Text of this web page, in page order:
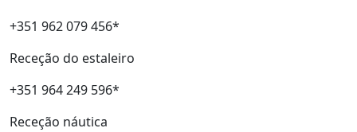
+351 962 079 456*
Receção do estaleiro
+351 964 249 596*
Receção náutica